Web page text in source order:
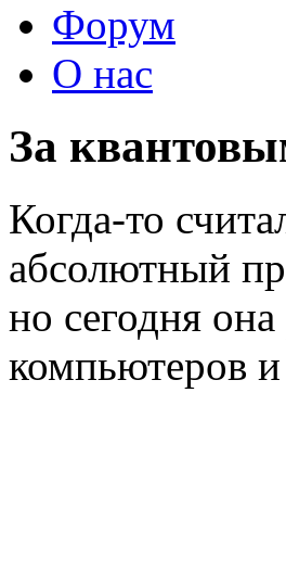
Форум
О нас
За
Когда-то
абсолютный
но сегодня
компьютеров и